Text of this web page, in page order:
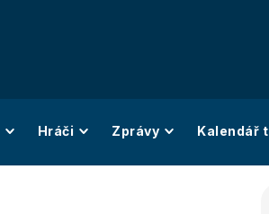
Hráči Zprávy Kalendář